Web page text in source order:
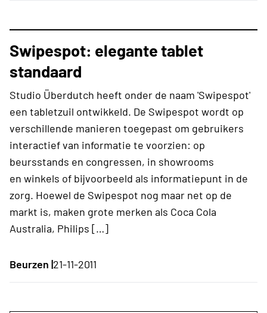
Swipespot: elegante tablet
standaard
Studio Überdutch heeft onder de naam 'Swipespot'
een tabletzuil ontwikkeld. De Swipespot wordt op
verschillende manieren toegepast om gebruikers
interactief van informatie te voorzien: op
beursstands en congressen, in showrooms
en winkels of bijvoorbeeld als informatiepunt in de
zorg. Hoewel de Swipespot nog maar net op de
markt is, maken grote merken als Coca Cola
Australia, Philips […]
Beurzen |21-11-2011